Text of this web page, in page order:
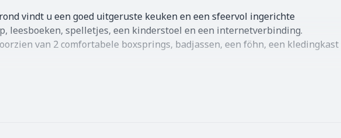
vindt u een goed uitgeruste keuken en een sfeervol ingerichte
leesboeken, spelletjes, een kinderstoel en een internetverbinding.
van 2 comfortabele boxsprings, badjassen, een föhn, een kledingkast
wintermaanden kunnen de temperaturen overdag oplopen tot rond de 20
het genot van een hartverwarmend glas port en wegdromend in dat